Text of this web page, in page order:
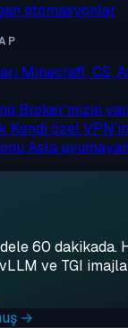
otomasyonlar
Minecraft, CS,
Broker'ınızın
Kendi özel
Asla
60 dakikada.
ve TGI
→